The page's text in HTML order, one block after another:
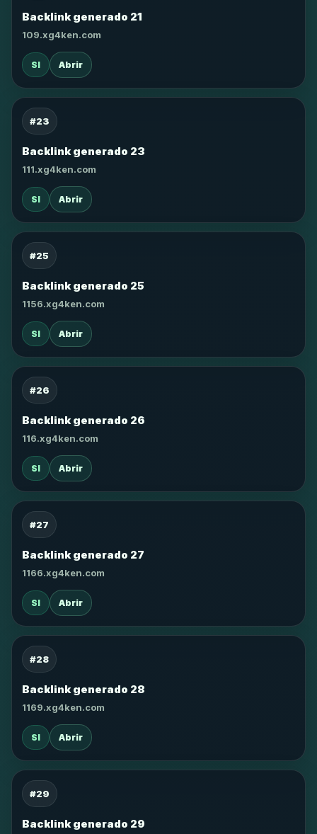
Backlink generado 21
109.xg4ken.com
SI Abrir
#23
Backlink generado 23
111.xg4ken.com
SI Abrir
#25
Backlink generado 25
1156.xg4ken.com
SI Abrir
#26
Backlink generado 26
116.xg4ken.com
SI Abrir
#27
Backlink generado 27
1166.xg4ken.com
SI Abrir
#28
Backlink generado 28
1169.xg4ken.com
SI Abrir
#29
Backlink generado 29